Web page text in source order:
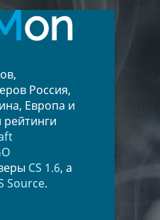
on
Россия,
Европа и
рейтинги
CS 1.6, а
Source.